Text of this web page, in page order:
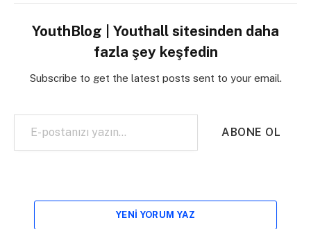
YouthBlog | Youthall sitesinden daha
fazla şey keşfedin
Subscribe to get the latest posts sent to your email.
E-postanızı yazın…
ABONE OL
YENI YORUM YAZ